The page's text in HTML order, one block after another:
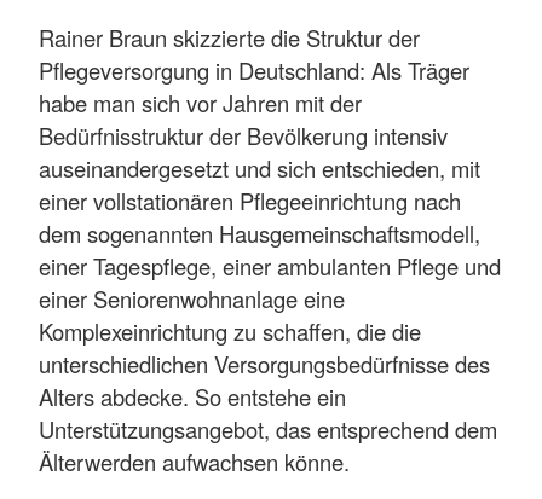
Rainer Braun skizzierte die Struktur der
Pflegeversorgung in Deutschland: Als Träger
habe man sich vor Jahren mit der
Bedürfnisstruktur der Bevölkerung intensiv
auseinandergesetzt und sich entschieden, mit
einer vollstationären Pflegeeinrichtung nach
dem sogenannten Hausgemeinschaftsmodell,
einer Tagespflege, einer ambulanten Pflege und
einer Seniorenwohnanlage eine
Komplexeinrichtung zu schaffen, die die
unterschiedlichen Versorgungsbedürfnisse des
Alters abdecke. So entstehe ein
Unterstützungsangebot, das entsprechend dem
Älterwerden aufwachsen könne.